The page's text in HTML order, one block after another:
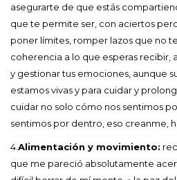
asegurarte de que estás
que te permite ser, con aciertos
poner límites, romper lazos que no
coherencia a lo que esperas recibir,
y gestionar tus emociones, aunque
estamos vivas y para cuidar y
cuidar no solo cómo nos sentimos
sentimos por dentro, eso creanme,
4.Alimentación y movimiento:
que me pareció absolutamente